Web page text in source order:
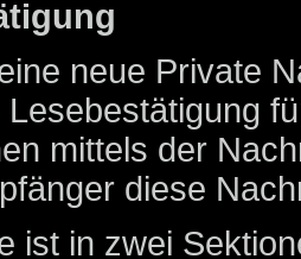
neue Private
mittels der
diese
ist in zwei